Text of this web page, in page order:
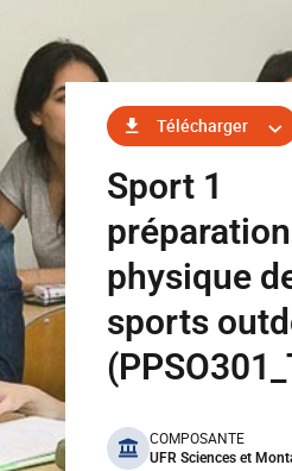
Télécharger
Sport 1
préparation
physique
sports
benefits
COMPOSANTE
UFR Sciences et